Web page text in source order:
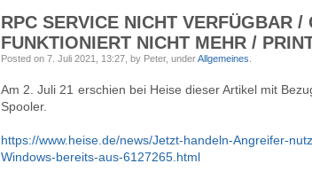
RPC SERVICE NICHT VERFÜGBAR /
FUNKTIONIERT NICHT MEHR /
Posted on 7. Juli 2021, 13:27, by Peter, underAllgemeines
Am 2. Juli 21 erschien bei Heise dieser Artikel mit
Spooler.
https://www.heise.de/news/Jetzt-handeln-Angreifer-
Windows-bereits-aus-6127265.html